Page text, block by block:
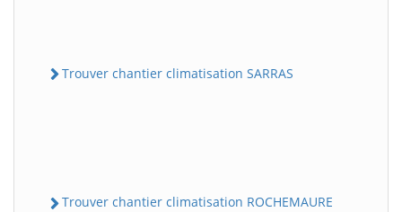
Trouver chantier climatisation SARRAS
Trouver chantier climatisation ROCHEMAURE